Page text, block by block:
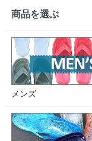
商品を選ぶ
メンズ